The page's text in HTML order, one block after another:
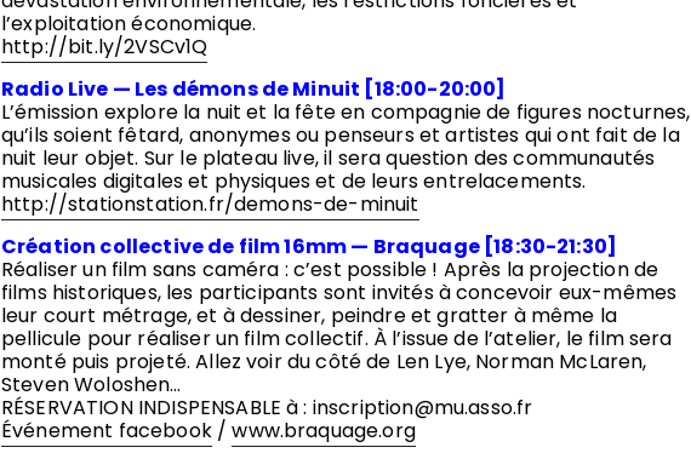
l’exploitation économique.
http://bit.ly/2VSCv1Q
Radio Live — Les démons de Minuit [18:00-20:00]
L’émission explore la nuit et la fête en compagnie de figures nocturnes,
qu’ils soient fêtard, anonymes ou penseurs et artistes qui ont fait de la
nuit leur objet. Sur le plateau live, il sera question des communautés
musicales digitales et physiques et de leurs entrelacements.
http://stationstation.fr/demons-de-minuit
Création collective de film 16mm — Braquage [18:30-21:30]
Réaliser un film sans caméra : c’est possible ! Après la projection de
films historiques, les participants sont invités à concevoir eux-mêmes
leur court métrage, et à dessiner, peindre et gratter à même la
pellicule pour réaliser un film collectif. À l’issue de l’atelier, le film sera
monté puis projeté. Allez voir du côté de Len Lye, Norman McLaren,
Steven Woloshen…
RÉSERVATION INDISPENSABLE à : inscription@mu.asso.fr
Événement facebook/www.braquage.org